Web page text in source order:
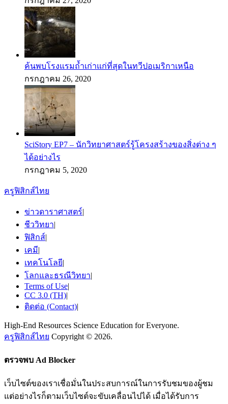
ค้นพบโรงแรมถ้ำเก่าแก่ที่สุดในทวีปอเมริกาเหนือ
กรกฎาคม 26, 2020
SciStory EP7 – นักวิทยาศาสตร์รู้โครงสร้างของสิ่งต่าง ๆ
ได้อย่างไร
กรกฎาคม 5, 2020
ครูฟิสิกส์ไทย
ข่าวดาราศาสตร์|
ชีววิทยา|
ฟิสิกส์|
เคมี|
เทคโนโลยี|
โลกและธรณีวิทยา|
Terms of Use|
CC 3.0 (TH)|
ติดต่อ (Contact)|
High-End Resources Science Education for Everyone.
ครูฟิสิกส์ไทย Copyright © 2026.
ตรวจพบ Ad Blocker
เว็บไซต์ของเราเชื่อมั่นในประสบการณ์ในการรับชมของผู้ชม
แต่อย่างไรก็ตามเว็บไซต์จะขับเคลื่อนไปได้ เมื่อได้รับการ